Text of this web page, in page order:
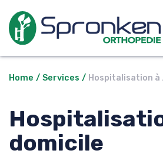
Home Services Hospitalisation à
domicile